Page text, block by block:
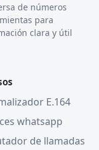
de números
para
clara y útil
E.164
whatsapp
de llamadas